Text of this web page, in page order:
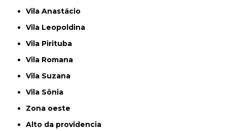
Vila Anastácio
Vila Leopoldina
Vila Pirituba
Vila Romana
Vila Suzana
Vila Sônia
Zona oeste
alto da providencia